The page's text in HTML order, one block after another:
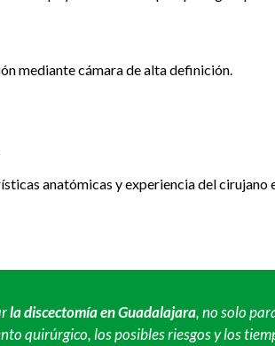
mediante cámara de alta definición.
anatómicas y experiencia del cirujano
la discectomía en Guadalajara, no solo
quirúrgico, los posibles riesgos y los